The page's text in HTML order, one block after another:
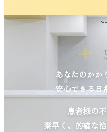
あなたのかか
安心できる日
患者様の
素早く、的確な